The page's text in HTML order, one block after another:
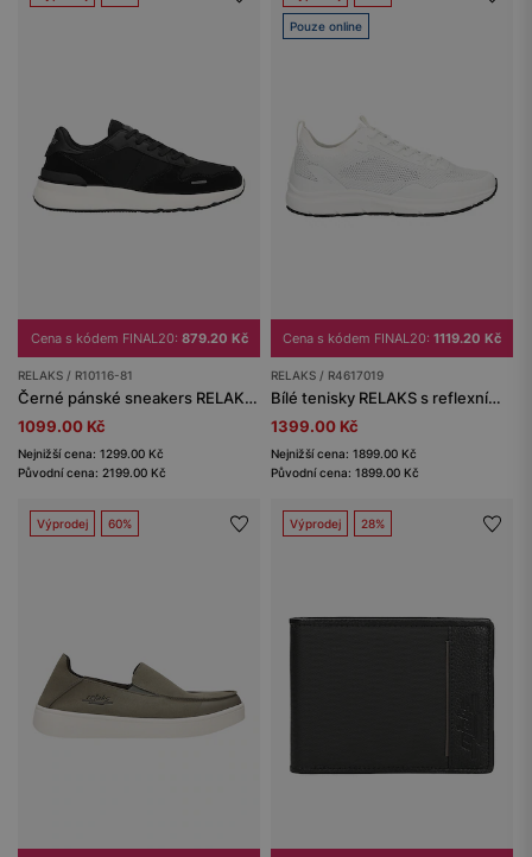
Cena s kódem FINAL20: 879.20 Kč
RELAKS / R10116-81
Černé pánské sneakers RELAKS na bílé podrážce
1099.00 Kč
Nejnižší cena: 1299.00 Kč
Původní cena: 2199.00 Kč
Pouze online
Cena s kódem FINAL20: 1119.20 Kč
RELAKS / R4617019
Bílé tenisky RELAKS s reflexním logem na patě
1399.00 Kč
Nejnižší cena: 1899.00 Kč
Původní cena: 1899.00 Kč
Výprodej 60% Výprodej 28%